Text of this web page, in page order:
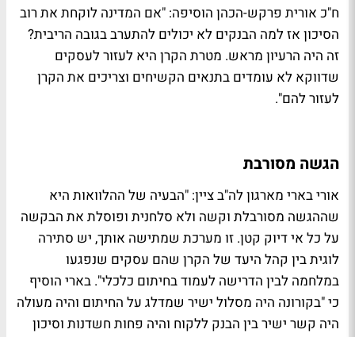
ח"כ אורית פרקש-הכהן הוסיפה: "אם המדינה לוקחת את רוב
הסיכון אז למה הבנקים לא יכולים להתערב בגובה הריבית?
זה היה הרעיון מראש. מטרת הקרן היא לעזור לעסקים
שדווקא לא עומדים בתנאים הקשיחים וצריכים את הקרן
לעזור להם".
הגשה מסורבת
אורי בארי מארגון לה"ב ציין: "הבעיה של ההלוואות היא
שההגשה מסורבלת וקשה ולא סלחנית ופוסלת את הבקשה
על כל אי דיוק קטן. זו מערכת שמתישה אותך, יש סתירה
לוגית בין קהל היעד של הקרן שהם עסקים שנפגעו
במלחמה לבין הדרישה לעמוד בחיתום כלכלי". בארי הוסיף
כי "בקורונה היה מסלול ישיר שמדלג על החיתום והיה מעולה
היה קשר ישיר בין הבנק ללקוח והיה פחות חשדנות וסיכון